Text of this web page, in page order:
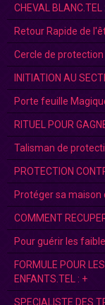
CHEVAL
Retour Rapide de
Cercle de
INITIATION AU
Porte feuille
RITUEL POUR
Talisman de
PROTECTION
Protéger sa maison
COMMENT
Pour guérir les
FORMULE POUR
ENFANTS.TEL : +
SPECIALISTE DES